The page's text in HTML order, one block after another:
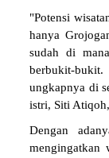
"Potensi
hanya
sudah di
berbukit-
ungkapnya di
istri, Siti
Dengan
mengingatkan